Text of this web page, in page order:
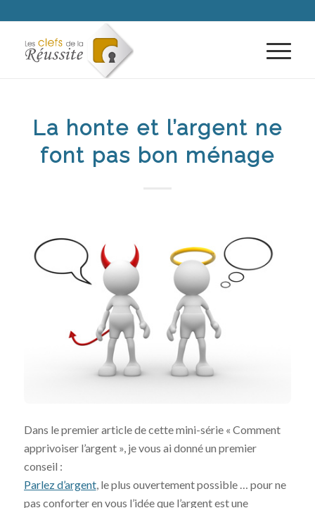
La honte et l’argent ne
font pas bon ménage
Dans le premier article de cette mini-série « Comment
apprivoiser l’argent », je vous ai donné un premier
conseil :
Parlez d’argent, le plus ouvertement possible … pour ne
pas conforter en vous l’idée que l’argent est une